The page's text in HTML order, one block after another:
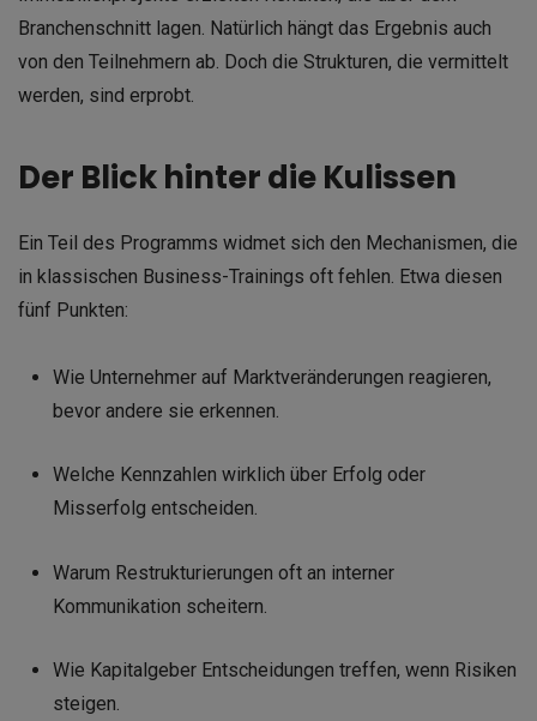
Branchenschnitt lagen. Natürlich hängt das Ergebnis auch
von den Teilnehmern ab. Doch die Strukturen, die vermittelt
werden, sind erprobt.
Der Blick hinter die Kulissen
Ein Teil des Programms widmet sich den Mechanismen, die
in klassischen Business-Trainings oft fehlen. Etwa diesen
fünf Punkten:
Wie Unternehmer auf Marktveränderungen reagieren,
bevor andere sie erkennen.
Welche Kennzahlen wirklich über Erfolg oder
Misserfolg entscheiden.
Warum Restrukturierungen oft an interner
Kommunikation scheitern.
Wie Kapitalgeber Entscheidungen treffen, wenn Risiken
steigen.